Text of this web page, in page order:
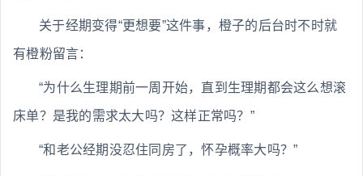
关于经期变得“更想要”这件事，橙子的后台时不时就
有橙粉留言：
“为什么生理期前一周开始，直到生理期都会这么想滚
床单？是我的需求太大吗？这样正常吗？”
“和老公经期没忍住同房了，怀孕概率大吗？”